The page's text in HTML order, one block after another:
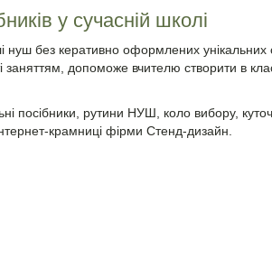
у сучасній школі
нуш без керативно оформлених унікальних
заняттям, допоможе вчителю створити в
посібники, рутини НУШ, коло вибору,
крамниці фірми Стенд-дизайн.